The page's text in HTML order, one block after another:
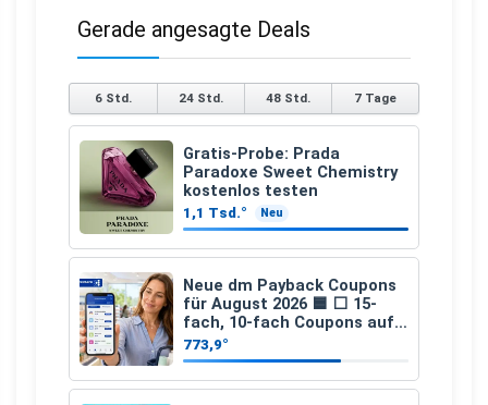
Gerade angesagte Deals
6 Std. 24 Std. 48 Std. 7 Tage
Gratis-Probe: Prada
Paradoxe Sweet Chemistry
kostenlos testen
1,1 Tsd.° Neu
Neue dm Payback Coupons
für August 2026 🟦 ⬜ 15-
fach, 10-fach Coupons auf
den gesamten Einkauf ab 2
€
773,9°